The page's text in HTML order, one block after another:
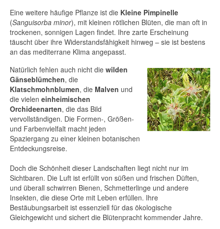
Eine weitere häufige Pflanze ist die Kleine Pimpinelle
(Sanguisorba minor), mit kleinen rötlichen Blüten, die man oft in
trockenen, sonnigen Lagen findet. Ihre zarte Erscheinung
täuscht über ihre Widerstandsfähigkeit hinweg – sie ist bestens
an das mediterrane Klima angepasst.
Natürlich fehlen auch nicht die wilden
Gänseblümchen, die
Klatschmohnblumen, die Malven und
die vielen einheimischen
Orchideenarten, die das Bild
vervollständigen. Die Formen-, Größen-
und Farbenvielfalt macht jeden
Spaziergang zu einer kleinen botanischen
Entdeckungsreise.
Doch die Schönheit dieser Landschaften liegt nicht nur im
Sichtbaren. Die Luft ist erfüllt von süßen und frischen Düften,
und überall schwirren Bienen, Schmetterlinge und andere
Insekten, die diese Orte mit Leben erfüllen. Ihre
Bestäubungsarbeit ist essenziell für das ökologische
Gleichgewicht und sichert die Blütenpracht kommender Jahre.